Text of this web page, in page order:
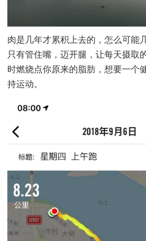
肉是几年才累积上去的，怎么可能
只有管住嘴，迈开腿，让每天摄取
时燃烧点你原来的脂肪，想要一个
持运动。